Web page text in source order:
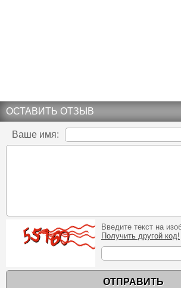
ОСТАВИТЬ ОТЗЫВ
Ваше имя:
Введите текст на
Получить другой код!
ОТПРАВИТЬ